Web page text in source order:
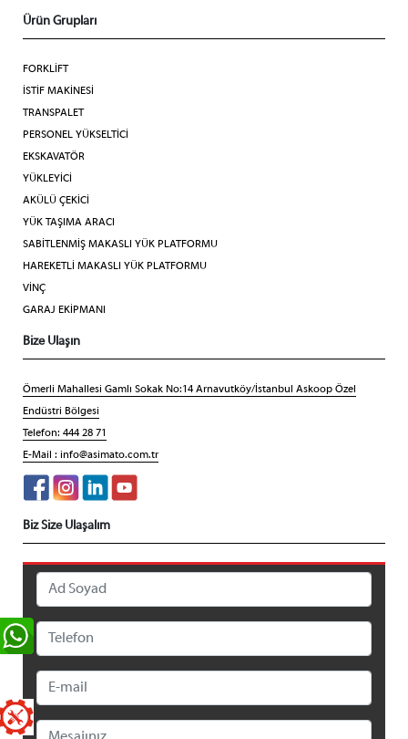
Ürün Grupları
FORKLİFT
İSTİF MAKİNESİ
TRANSPALET
PERSONEL YÜKSELTİCİ
EKSKAVATÖR
YÜKLEYİCİ
AKÜLÜ ÇEKİCİ
YÜK TAŞIMA ARACI
SABİTLENMİŞ MAKASLI YÜK PLATFORMU
HAREKETLİ MAKASLI YÜK PLATFORMU
VİNÇ
GARAJ EKİPMANI
Bize Ulaşın
Ömerli Mahallesi Gamlı Sokak No:14 Arnavutköy/İstanbul Askoop Özel
Endüstri Bölgesi
Telefon: 444 28 71
E-Mail : info@asimato.com.tr
Biz Size Ulaşalım